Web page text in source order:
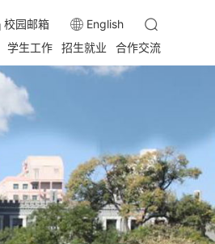
校园邮箱
English
学生工作 招生就业 合作交流